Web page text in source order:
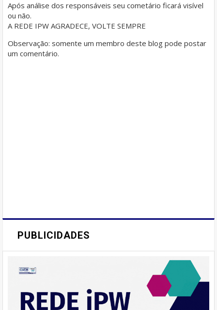
Após análise dos responsáveis seu cometário ficará visível
ou não.
A REDE IPW AGRADECE, VOLTE SEMPRE
Observação: somente um membro deste blog pode postar
um comentário.
PUBLICIDADES